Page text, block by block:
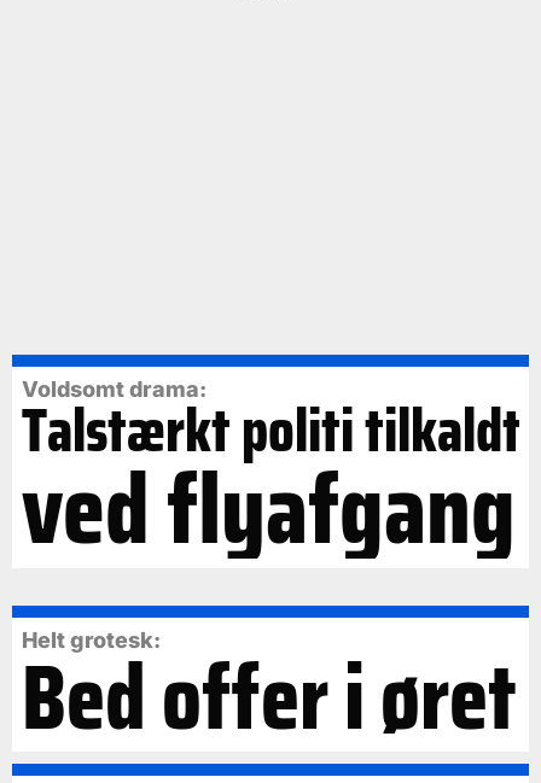
Voldsomt drama:
Talstærkt politi tilkaldt
ved flyafgang
Helt grotesk:
Bed offer i øret